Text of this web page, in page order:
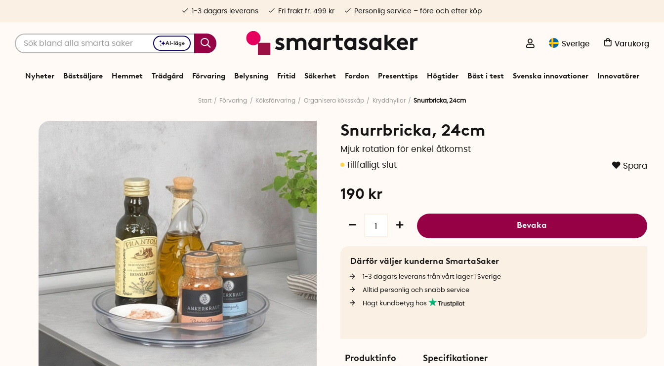
AI-läge Sverige Varukorg
Nyheter Bästsäljare Hemmet Trädgård Förvaring Belysning Fritid Säkerhet Fordon Presenttips Högtider Bäst i test Svenska innovationer Innovatörer
1-3 dagars leverans Fri frakt fr. 499 kr Personlig service – före och efter köp
Start Förvaring Köksförvaring Organisera köksskåp Kryddhyllor Snurrbricka, 24cm
Snurrbricka, 24cm
Mjuk rotation för enkel åtkomst
Spara
190 kr
Bevaka
Därför väljer kunderna SmartaSaker
1-3 dagars leverans från vårt lager i Sverige
Alltid personlig och snabb service
Högt kundbetyg hos
Produktinfo Specifikationer